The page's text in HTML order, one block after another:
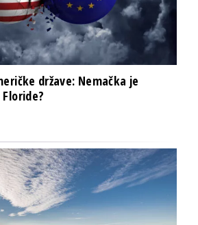
države: Nemačka je